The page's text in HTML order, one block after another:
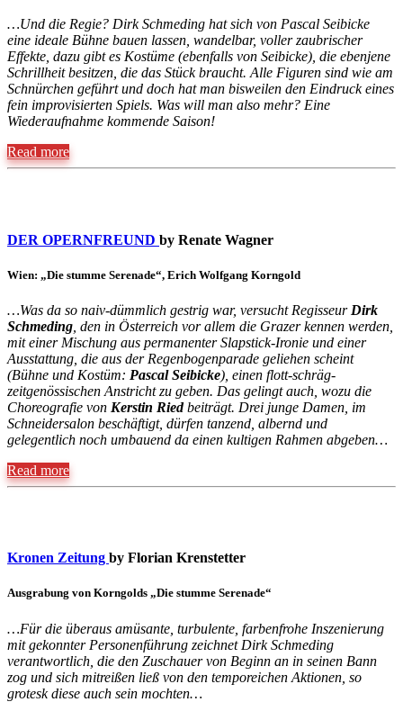
…Und die Regie? Dirk Schmeding hat sich von Pascal Seibicke
eine ideale Bühne bauen lassen, wandelbar, voller zaubrischer
Effekte, dazu gibt es Kostüme (ebenfalls von Seibicke), die ebenjene
Schrillheit besitzen, die das Stück braucht. Alle Figuren sind wie am
Schnürchen geführt und doch hat man bisweilen den Eindruck eines
fein improvisierten Spiels. Was will man also mehr? Eine
Wiederaufnahme kommende Saison!
Read more
DER OPERNFREUND by Renate Wagner
Wien: „Die stumme Serenade“, Erich Wolfgang Korngold
…Was da so naiv-dümmlich gestrig war, versucht Regisseur Dirk
Schmeding , den in Österreich vor allem die Grazer kennen werden,
mit einer Mischung aus permanenter Slapstick-Ironie und einer
Ausstattung, die aus der Regenbogenparade geliehen scheint
(Bühne und Kostüm: Pascal Seibicke), einen flott-schräg-
zeitgenössischen Anstricht zu geben. Das gelingt auch, wozu die
Choreografie von Kerstin Riedbeiträgt. Drei junge Damen, im
Schneidersalon beschäftigt, dürfen tanzend, albernd und
gelegentlich noch umbauend da einen kultigen Rahmen abgeben…
Read more
Kronen Zeitung by Florian Krenstetter
Ausgrabung von Korngolds „Die stumme Serenade“
…Für die überaus amüsante, turbulente, farbenfrohe Inszenierung
mit gekonnter Personenführung zeichnet Dirk Schmeding
verantwortlich, die den Zuschauer von Beginn an in seinen Bann
zog und sich mitreißen ließ von den temporeichen Aktionen, so
grotesk diese auch sein mochten…